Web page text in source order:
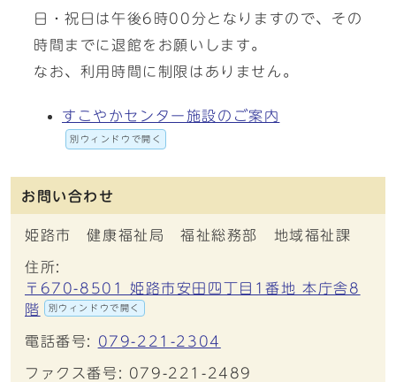
日・祝日は午後6時00分となりますので、その
時間までに退館をお願いします。
なお、利用時間に制限はありません。
すこやかセンター施設のご案内
別ウィンドウで開く
お問い合わせ
姫路市 健康福祉局 福祉総務部 地域福祉課
住所:
〒670-8501 姫路市安田四丁目1番地 本庁舎8
階
別ウィンドウで開く
電話番号: 079-221-2304
ファクス番号: 079-221-2489